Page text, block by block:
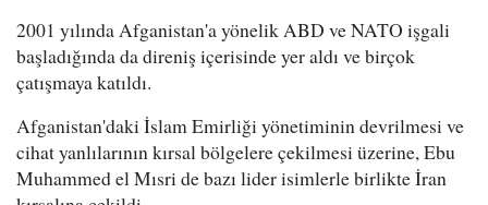
2001 yılında Afganistan'a yönelik ABD ve NATO işgali
başladığında da direniş içerisinde yer aldı ve birçok
çatışmaya katıldı.
Afganistan'daki İslam Emirliği yönetiminin devrilmesi ve
cihat yanlılarının kırsal bölgelere çekilmesi üzerine, Ebu
Muhammed el Mısri de bazı lider isimlerle birlikte İran